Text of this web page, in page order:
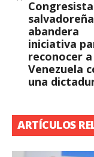
Congresista
salvadoreña
abandera
iniciativa
reconocer a
Venezuela
una
ARTÍCULOS